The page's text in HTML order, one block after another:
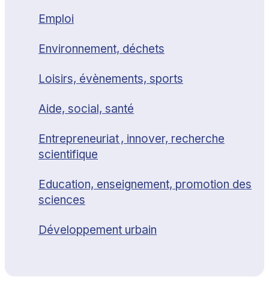
Emploi
Environnement, déchets
Loisirs, évènements, sports
Aide, social, santé
Entrepreneuriat , innover, recherche
scientifique
Education, enseignement, promotion des
sciences
Développement urbain